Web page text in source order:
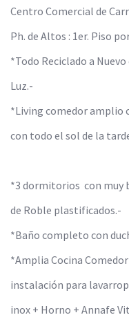
Centro Comercial de
Ph. de Altos : 1er. Piso
*Todo Reciclado a
Luz.-
*Living comedor amplio
con todo el sol de la
*3 dormitorios con muy
de Roble plastificados.-
*Baño completo con
*Amplia Cocina
instalación para
inox + Horno + Annafe